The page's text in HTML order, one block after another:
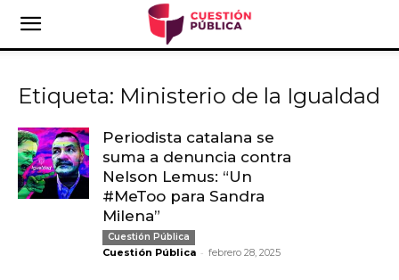
Etiqueta: Ministerio de la Igualdad
Periodista catalana se
suma a denuncia contra
Nelson Lemus: “Un
#MeToo para Sandra
Milena”
Cuestión Pública
Cuestión Pública - febrero 28, 2025